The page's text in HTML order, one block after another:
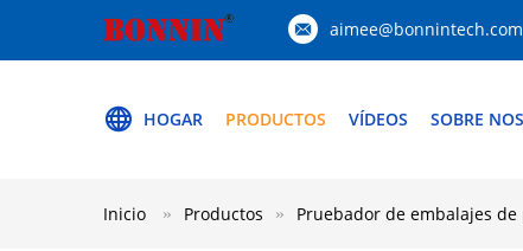
aimee@bonnintech.com
HOGAR PRODUCTOS VÍDEOS SOBRE
Inicio Productos Pruebador de embalajes de